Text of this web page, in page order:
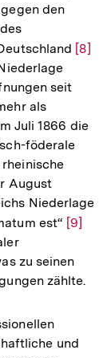
den
Zur
[8]
seit
als
Juli 1866 die
föderale
August
Niederlage
est“ Zur
der
[9]
zu seinen
zählte.
und